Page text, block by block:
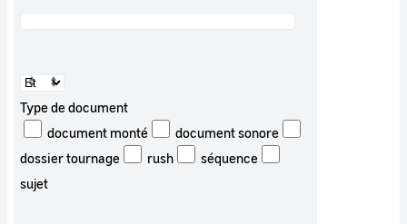
Type de document
document monté
document sonore
dossier tournage
rush
séquence
sujet